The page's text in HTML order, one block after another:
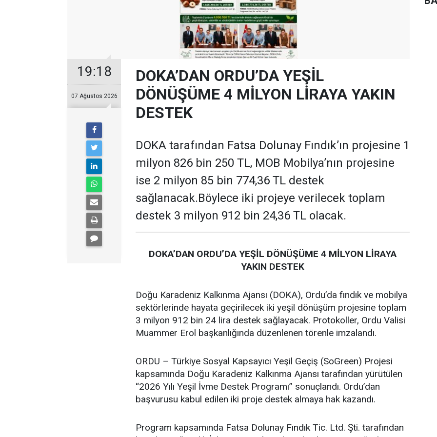
19:18
07 Ağustos 2026
DOKA’DAN ORDU’DA YEŞİL
DÖNÜŞÜME 4 MİLYON LİRAYA YAKIN
DESTEK
DOKA tarafından Fatsa Dolunay Fındık’ın projesine 1
milyon 826 bin 250 TL, MOB Mobilya’nın projesine
ise 2 milyon 85 bin 774,36 TL destek
sağlanacak.Böylece iki projeye verilecek toplam
destek 3 milyon 912 bin 24,36 TL olacak.
DOKA’DAN ORDU’DA YEŞİL DÖNÜŞÜME 4 MİLYON LİRAYA
YAKIN DESTEK
Doğu Karadeniz Kalkınma Ajansı (DOKA), Ordu’da fındık ve mobilya
sektörlerinde hayata geçirilecek iki yeşil dönüşüm projesine toplam
3 milyon 912 bin 24 lira destek sağlayacak. Protokoller, Ordu Valisi
Muammer Erol başkanlığında düzenlenen törenle imzalandı.
ORDU – Türkiye Sosyal Kapsayıcı Yeşil Geçiş (SoGreen) Projesi
kapsamında Doğu Karadeniz Kalkınma Ajansı tarafından yürütülen
“2026 Yılı Yeşil İvme Destek Programı” sonuçlandı. Ordu’dan
başvurusu kabul edilen iki proje destek almaya hak kazandı.
Program kapsamında Fatsa Dolunay Fındık Tic. Ltd. Şti. tarafından